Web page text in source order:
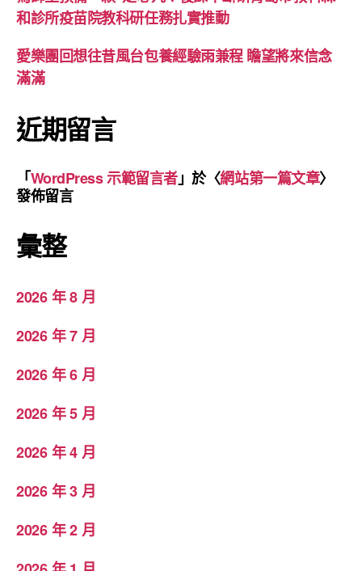
和診所疫苗院教科研任務扎實推動
愛樂團回想往昔風台包養經驗雨兼程 瞻望將來信念
滿滿
近期留言
「WordPress 示範留言者」於〈網站第一篇文章〉
發佈留言
彙整
2026 年 8 月
2026 年 7 月
2026 年 6 月
2026 年 5 月
2026 年 4 月
2026 年 3 月
2026 年 2 月